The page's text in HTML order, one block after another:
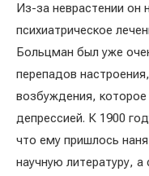
Из-за неврастении он
психиатрическое
Больцман был уже
перепадов
возбуждения, которое
депрессией. К 1900
что ему пришлось
научную литературу,